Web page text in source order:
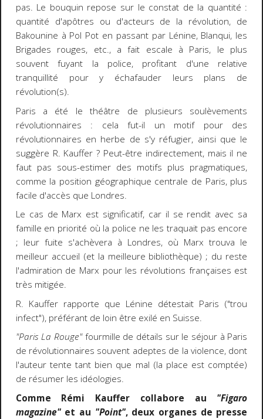
pas. Le bouquin repose sur le constat de la quantité :
quantité d'apôtres ou d'acteurs de la révolution, de
Bakounine à Pol Pot en passant par Lénine, Blanqui, les
Brigades rouges, etc., a fait escale à Paris, le plus
souvent fuyant la police, profitant d'une relative
tranquillité pour y échafauder leurs plans de
révolution(s).
Paris a été le théâtre de plusieurs soulèvements
révolutionnaires : cela fut-il un motif pour des
révolutionnaires en herbe de s'y réfugier, ainsi que le
suggère R. Kauffer ? Peut-être indirectement, mais il ne
faut pas sous-estimer des motifs plus pragmatiques,
comme la position géographique centrale de Paris, plus
facile d'accès que Londres.
Le cas de Marx est significatif, car il se rendit avec sa
famille en priorité où la police ne les traquait pas encore
; leur fuite s'achèvera à Londres, où Marx trouva le
meilleur accueil (et la meilleure bibliothèque) ; du reste
l'admiration de Marx pour les révolutions françaises est
très mitigée.
R. Kauffer rapporte que Lénine détestait Paris ("trou
infect"), préférant de loin être exilé en Suisse.
"Paris La Rouge"fourmille de détails sur le séjour à Paris
de révolutionnaires souvent adeptes de la violence, dont
l'auteur tente tant bien que mal (la place est comptée)
de résumer les idéologies.
Comme Rémi Kauffer collabore au "Figaro
magazine"et au "Point", deux organes de presse